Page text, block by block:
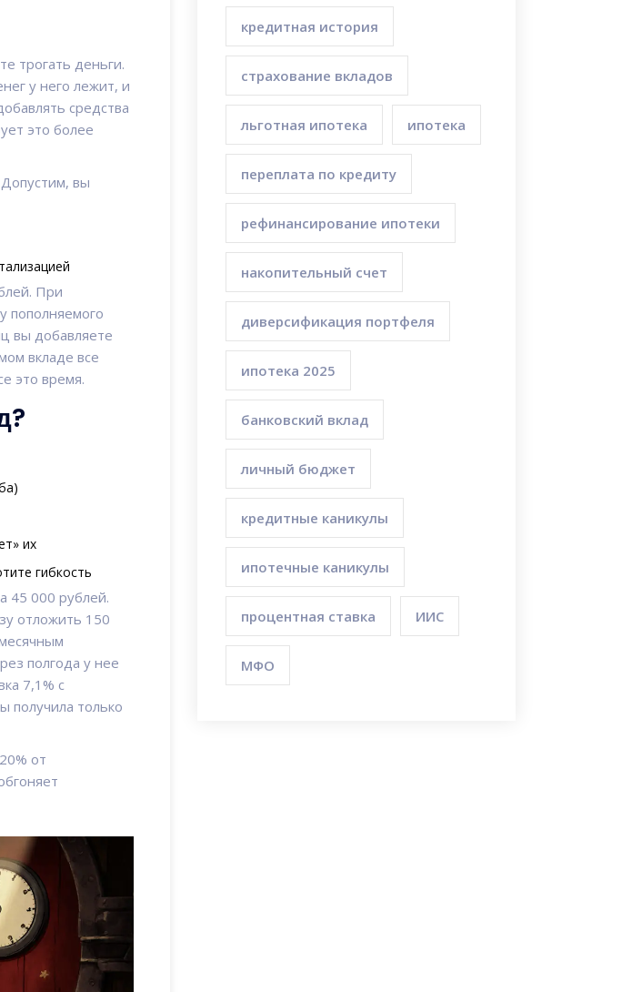
трогать деньги.
у него лежит, и
средства
это более
Допустим, вы
При
пополняемого
вы добавляете
вкладе все
это время.
их
гибкость
45 000 рублей.
отложить 150
полгода у нее
7,1% с
получила только
от
кредитная история
страхование вкладов
льготная ипотека ипотека
переплата по кредиту
рефинансирование ипотеки
накопительный счет
диверсификация портфеля
ипотека 2025
банковский вклад
личный бюджет
кредитные каникулы
ипотечные каникулы
процентная ставка ИИС
МФО